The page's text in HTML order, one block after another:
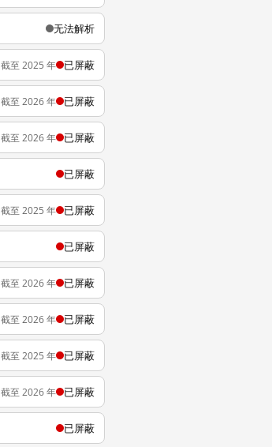
无法解析
截至 2025 年 已屏蔽
截至 2026 年 已屏蔽
截至 2026 年 已屏蔽
已屏蔽
截至 2025 年 已屏蔽
已屏蔽
截至 2026 年 已屏蔽
截至 2026 年 已屏蔽
截至 2025 年 已屏蔽
截至 2026 年 已屏蔽
已屏蔽